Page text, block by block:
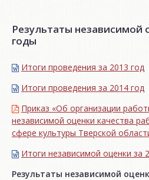
Результаты независимой
годы
Итоги проведения за 2013 год
Итоги проведения за 2014 год
Приказ «Об организации
независимой оценки качества
сфере культуры Тверской
Итоги независимой oценки за
Результаты независимой